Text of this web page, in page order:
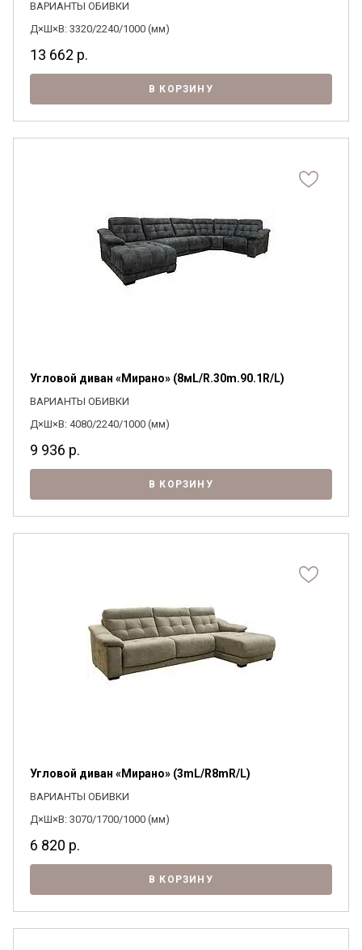
ВАРИАНТЫ ОБИВКИ
Д×Ш×В: 3320/2240/1000 (мм)
13 662 р.
В КОРЗИНУ
Угловой диван «Мирано» (8мL/R.30m.90.1R/L)
ВАРИАНТЫ ОБИВКИ
Д×Ш×В: 4080/2240/1000 (мм)
9 936 р.
В КОРЗИНУ
Угловой диван «Мирано» (3mL/R8mR/L)
ВАРИАНТЫ ОБИВКИ
Д×Ш×В: 3070/1700/1000 (мм)
6 820 р.
В КОРЗИНУ